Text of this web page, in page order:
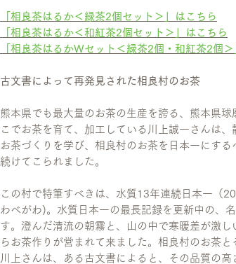
「相良茶はるか＜緑茶2個セット＞」はこちら
「相良茶はるか＜和紅茶2個セット＞」はこちら
「相良茶はるかWセット＜緑茶2個・和紅茶2個
古文書によって再発見された相良村のお茶
熊本県でも最大量のお茶の生産を誇る、熊本県球
こでお茶を育て、加工している川上誠一さんは
お茶づくりを学び、相良村のお茶を日本一にする
続けてこられました。
この村で特筆すべきは、水質13年連続日本一（
わべがわ)。水質日本一の最長記録を更新中の、
す。澄んだ清流の朝霧と、山の中で寒暖差が激
らお茶作りが営まれて来ました。相良村のお茶と
川上さんは、ある古文書によると、その品質の